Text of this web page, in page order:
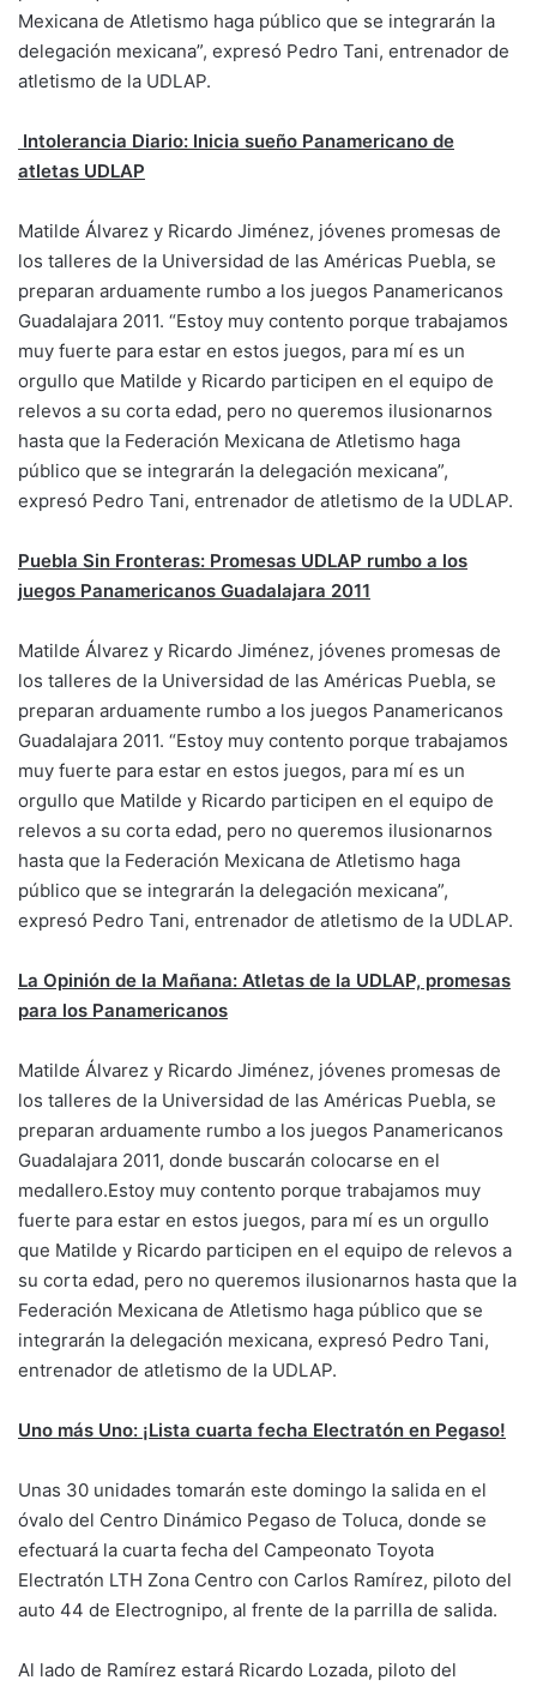
Mexicana de Atletismo haga público que se integrarán la
delegación mexicana”, expresó Pedro Tani, entrenador de
atletismo de la UDLAP.
Intolerancia Diario: Inicia sueño Panamericano de
atletas UDLAP
Matilde Álvarez y Ricardo Jiménez, jóvenes promesas de
los talleres de la Universidad de las Américas Puebla, se
preparan arduamente rumbo a los juegos Panamericanos
Guadalajara 2011. “Estoy muy contento porque trabajamos
muy fuerte para estar en estos juegos, para mí es un
orgullo que Matilde y Ricardo participen en el equipo de
relevos a su corta edad, pero no queremos ilusionarnos
hasta que la Federación Mexicana de Atletismo haga
público que se integrarán la delegación mexicana”,
expresó Pedro Tani, entrenador de atletismo de la UDLAP.
Puebla Sin Fronteras: Promesas UDLAP rumbo a los
juegos Panamericanos Guadalajara 2011
Matilde Álvarez y Ricardo Jiménez, jóvenes promesas de
los talleres de la Universidad de las Américas Puebla, se
preparan arduamente rumbo a los juegos Panamericanos
Guadalajara 2011. “Estoy muy contento porque trabajamos
muy fuerte para estar en estos juegos, para mí es un
orgullo que Matilde y Ricardo participen en el equipo de
relevos a su corta edad, pero no queremos ilusionarnos
hasta que la Federación Mexicana de Atletismo haga
público que se integrarán la delegación mexicana”,
expresó Pedro Tani, entrenador de atletismo de la UDLAP.
La Opinión de la Mañana: Atletas de la UDLAP, promesas
para los Panamericanos
Matilde Álvarez y Ricardo Jiménez, jóvenes promesas de
los talleres de la Universidad de las Américas Puebla, se
preparan arduamente rumbo a los juegos Panamericanos
Guadalajara 2011, donde buscarán colocarse en el
medallero.Estoy muy contento porque trabajamos muy
fuerte para estar en estos juegos, para mí es un orgullo
que Matilde y Ricardo participen en el equipo de relevos a
su corta edad, pero no queremos ilusionarnos hasta que la
Federación Mexicana de Atletismo haga público que se
integrarán la delegación mexicana, expresó Pedro Tani,
entrenador de atletismo de la UDLAP.
Uno más Uno: ¡Lista cuarta fecha Electratón en Pegaso!
Unas 30 unidades tomarán este domingo la salida en el
óvalo del Centro Dinámico Pegaso de Toluca, donde se
efectuará la cuarta fecha del Campeonato Toyota
Electratón LTH Zona Centro con Carlos Ramírez, piloto del
auto 44 de Electrognipo, al frente de la parrilla de salida.
Al lado de Ramírez estará Ricardo Lozada, piloto del